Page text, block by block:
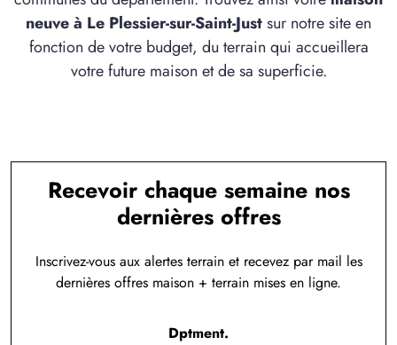
neuve à Le Plessier-sur-Saint-Justsur notre site en
fonction de votre budget, du terrain qui accueillera
votre future maison et de sa superficie.
Recevoir chaque semaine nos
dernières offres
Inscrivez-vous aux alertes terrain et recevez par mail les
dernières offres maison + terrain mises en ligne.
Dptment.